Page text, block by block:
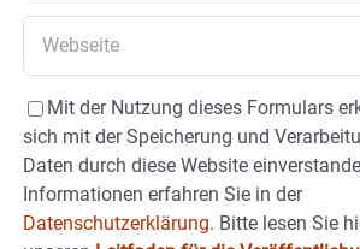
Mit der Nutzung dieses Formulars
sich mit der Speicherung und
Daten durch diese Website
Informationen erfahren Sie in der
Datenschutzerklärung. Bitte lesen Sie